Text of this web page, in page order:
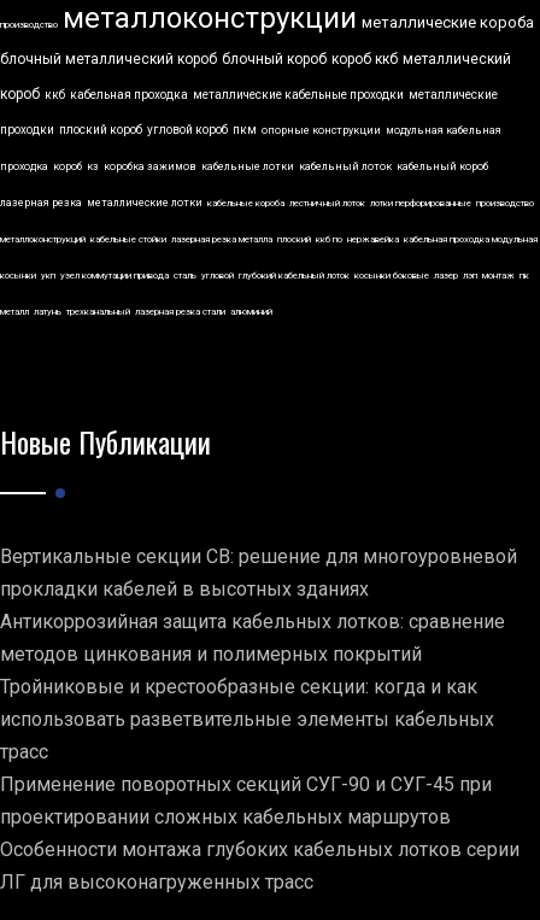
производство металлоконструкции металлические короба
блочный металлический короб блочный короб короб ккб металлический
короб ккб кабельная проходка металлические кабельные проходки металлические
проходки плоский короб угловой короб пкм опорные конструкции модульная кабельная
проходка короб кз коробка зажимов кабельные лотки кабельный лоток кабельный короб
лазерная резка металлические лотки кабельные короба лестничный лоток лотки перфорированные производство
металлоконструкций кабельные стойки лазерная резка металла плоский ккб по нержавейка кабельная проходка модульная
косынки укп узел коммутации привода сталь угловой глубокий кабельный лоток косынки боковые лазер лэп монтаж пк
металл латунь трехканальный лазерная резка стали алюминий
Новые Публикации
Вертикальные секции СВ: решение для многоуровневой
прокладки кабелей в высотных зданиях
Антикоррозийная защита кабельных лотков: сравнение
методов цинкования и полимерных покрытий
Тройниковые и крестообразные секции: когда и как
использовать разветвительные элементы кабельных
трасс
Применение поворотных секций СУГ-90 и СУГ-45 при
проектировании сложных кабельных маршрутов
Особенности монтажа глубоких кабельных лотков серии
ЛГ для высоконагруженных трасс